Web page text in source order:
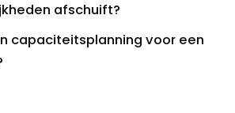
afschuift?
capaciteitsplanning voor een